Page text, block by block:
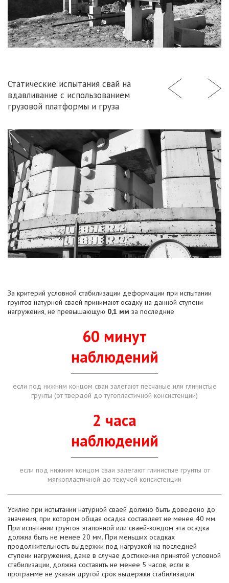
Статические испытания свай на
вдавливание с использованием
грузовой платформы и груза
За критерий условной стабилизации деформации при испытании
грунтов натурной сваей принимают осадку на данной ступени
нагружения, не превышающую 0,1 мм за последние
60 минут
наблюдений
если под нижним концом сваи залегают песчаные или глинистые
грунты (от твердой до тугопластичной консистенции)
2 часа
наблюдений
если под нижним концом сваи залегают глинистые грунты от
мягкопластичной до текучей консистенции
Усилие при испытании натурной сваей должно быть доведено до
значения, при котором общая осадка составляет не менее 40 мм.
При испытании грунтов эталонной или сваей-зондом эта осадка
должна быть не менее 20 мм. При меньших осадках
продолжительность выдержки под нагрузкой на последней
ступени нагружения, даже в случае достижения принятой условной
стабилизации, должна составить не менее 5 часов, если в
программе не указан другой срок выдержки стабилизации.